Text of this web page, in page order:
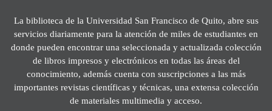
La biblioteca de la Universidad San Francisco de Quito, abre sus
servicios diariamente para la atención de miles de estudiantes en
donde pueden encontrar una seleccionada y actualizada colección
de libros impresos y electrónicos en todas las áreas del
conocimiento, además cuenta con suscripciones a las más
importantes revistas científicas y técnicas, una extensa colección
de materiales multimedia y acceso.